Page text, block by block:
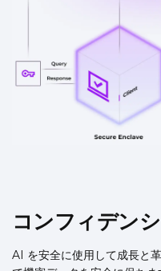
コンフィデン
AI を安全に使用して成長と